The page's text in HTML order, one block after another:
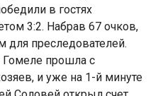
в гостях
3:2. Набрав 67 очков,
для преследователей.
Гомеле прошла с
и уже на 1-й минуте